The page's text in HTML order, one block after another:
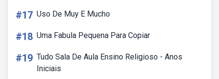
#17 Uso De Muy E Mucho
#18 Uma Fabula Pequena Para Copiar
#19 Tudo Sala De Aula Ensino Religioso - Anos
Iniciais